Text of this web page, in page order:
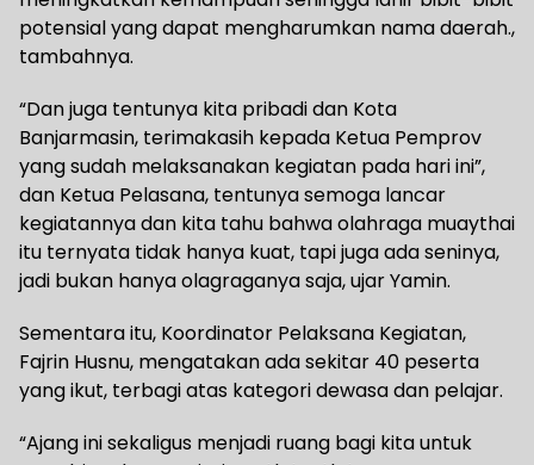
potensial yang dapat mengharumkan nama daerah.,
tambahnya.
“Dan juga tentunya kita pribadi dan Kota
Banjarmasin, terimakasih kepada Ketua Pemprov
yang sudah melaksanakan kegiatan pada hari ini”,
dan Ketua Pelasana, tentunya semoga lancar
kegiatannya dan kita tahu bahwa olahraga muaythai
itu ternyata tidak hanya kuat, tapi juga ada seninya,
jadi bukan hanya olagraganya saja, ujar Yamin.
Sementara itu, Koordinator Pelaksana Kegiatan,
Fajrin Husnu, mengatakan ada sekitar 40 peserta
yang ikut, terbagi atas kategori dewasa dan pelajar.
“Ajang ini sekaligus menjadi ruang bagi kita untuk